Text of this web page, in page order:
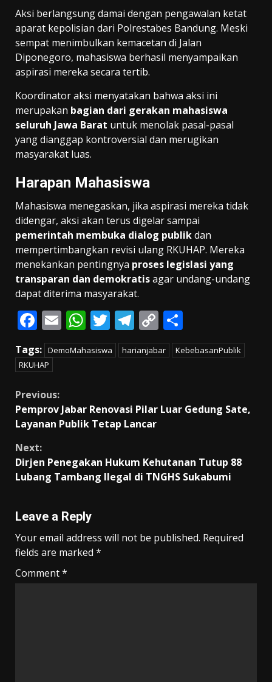
Aksi berlangsung damai dengan pengawalan ketat
aparat kepolisian dari Polrestabes Bandung. Meski
sempat menimbulkan kemacetan di Jalan
Diponegoro, mahasiswa berhasil menyampaikan
aspirasi mereka secara tertib.
Koordinator aksi menyatakan bahwa aksi ini
merupakan bagian dari gerakan mahasiswa
seluruh Jawa Barat untuk menolak pasal-pasal
yang dianggap kontroversial dan merugikan
masyarakat luas.
Harapan Mahasiswa
Mahasiswa menegaskan, jika aspirasi mereka tidak
didengar, aksi akan terus digelar sampai
pemerintah membuka dialog publikdan
mempertimbangkan revisi ulang RKUHAP. Mereka
menekankan pentingnya proses legislasi yang
transparan dan demokratisagar undang-undang
dapat diterima masyarakat.
F
ac
e
b
o
o
E
m
ai
W
h
at
p
T
w
itt
T
el
e
m
C
o
p
n
h
ar
Tags: DemoMahasiswa harianjabar
KebebasanPublik
RKUHAP
Continue
Reading
Previous:
Pemprov Jabar Renovasi Pilar Luar Gedung Sate,
Layanan Publik Tetap Lancar
Next:
Dirjen Penegakan Hukum Kehutanan Tutup 88
Lubang Tambang Ilegal di TNGHS Sukabumi
Leave a Reply
Your email address will not be published. Required
fields are marked *
Comment*